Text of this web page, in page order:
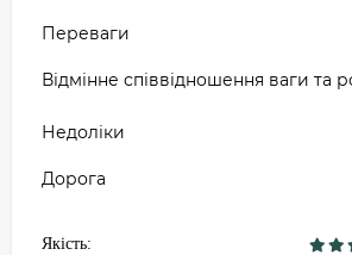
Переваги
Відмінне співвідношення ваги та
Недоліки
Дорога
Якість: